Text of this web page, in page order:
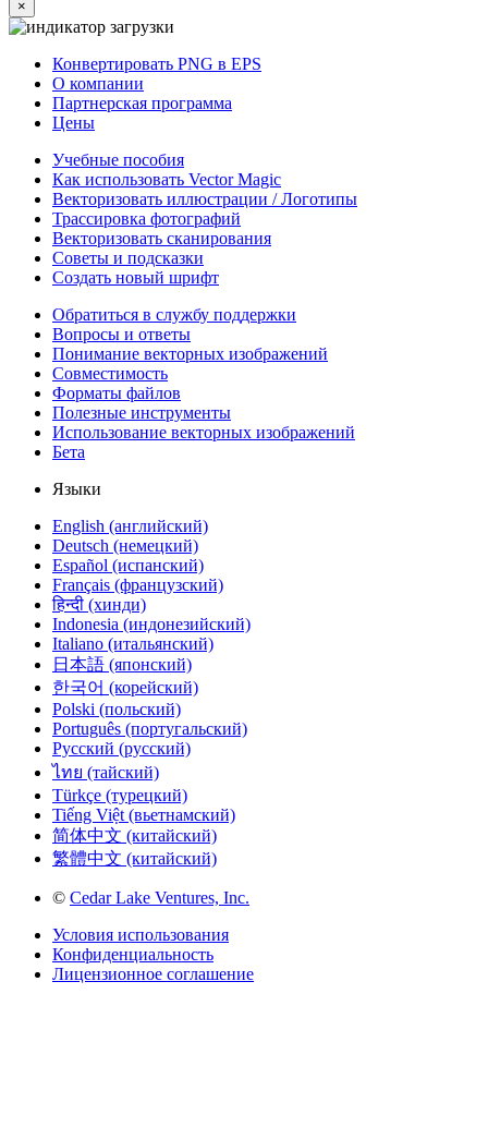
×
Конвертировать PNG в EPS
О компании
Партнерская программа
Цены
Учебные пособия
Как использовать Vector Magic
Векторизовать иллюстрации / Логотипы
Трассировка фотографий
Векторизовать сканирования
Советы и подсказки
Создать новый шрифт
Обратиться в службу поддержки
Вопросы и ответы
Понимание векторных изображений
Совместимость
Форматы файлов
Полезные инструменты
Использование векторных изображений
Бета
Языки
English (английский)
Deutsch (немецкий)
Español (испанский)
Français (французский)
हिन्दी (хинди)
Indonesia (индонезийский)
Italiano (итальянский)
日本語 (японский)
한국어 (корейский)
Polski (польский)
Português (португальский)
Русский (русский)
ไทย (тайский)
Türkçe (турецкий)
Tiếng Việt (вьетнамский)
简体中文 (китайский)
繁體中文 (китайский)
© Cedar Lake Ventures, Inc.
Условия использования
Конфиденциальность
Лицензионное соглашение